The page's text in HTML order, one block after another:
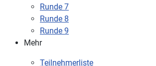
Runde 7
Runde 8
Runde 9
Mehr
Teilnehmerliste